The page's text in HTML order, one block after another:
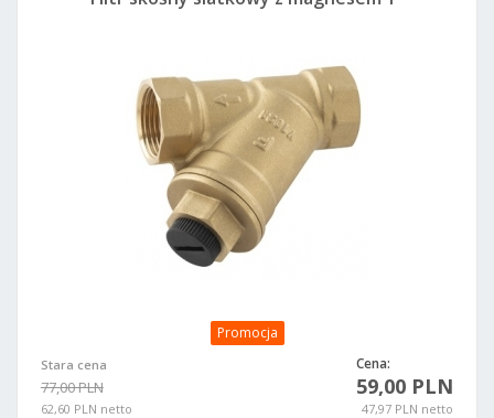
Promocja
Stara cena
77,00 PLN
62,60 PLN netto
Cena:
59,00 PLN
47,97 PLN netto